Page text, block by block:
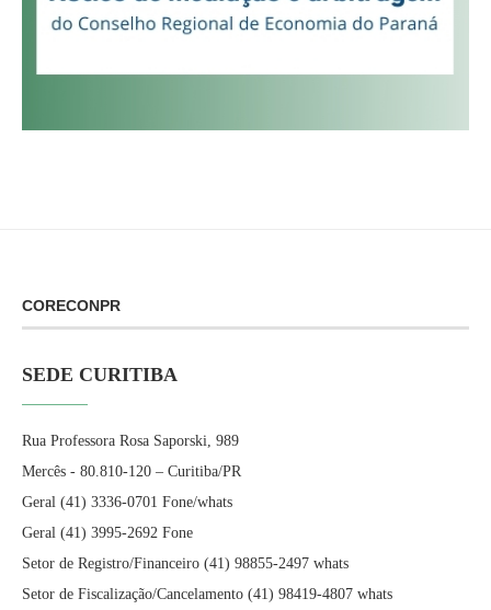
CORECONPR
SEDE CURITIBA
Rua Professora Rosa Saporski, 989
Mercês - 80.810-120 – Curitiba/PR
Geral (41) 3336-0701 Fone/whats
Geral (41) 3995-2692 Fone
Setor de Registro/Financeiro (41) 98855-2497 whats
Setor de Fiscalização/Cancelamento (41) 98419-4807 whats